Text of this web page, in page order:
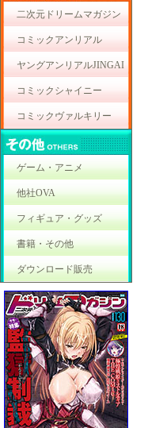
二次元ドリームマガジン
コミックアンリアル
ヤングアンリアルJINGAI
コミックシャイニー
コミックヴァルキリー
ゲーム・アニメ
他社OVA
フィギュア・グッズ
書籍・その他
ダウンロード販売